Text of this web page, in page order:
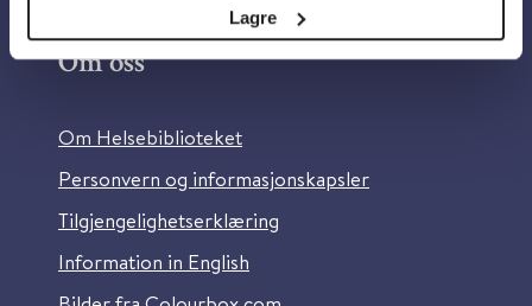
Lagre
Om oss
Om Helsebiblioteket
Personvern og informasjonskapsler
Tilgjengelighetserklæring
Information in English